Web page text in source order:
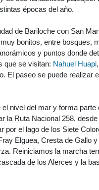
épocas del año.
de Bariloche con San
bonitos, entre bosques,
y puntos donde
que se visitan: Nahuel Huapi
El paseo se puede realizar
nivel del mar y forma parte
la Ruta Nacional 258,
por el lago de los Siete
Elguea, Cresta de Gallo
Reiniciamos la marcha
de los Alerces y la